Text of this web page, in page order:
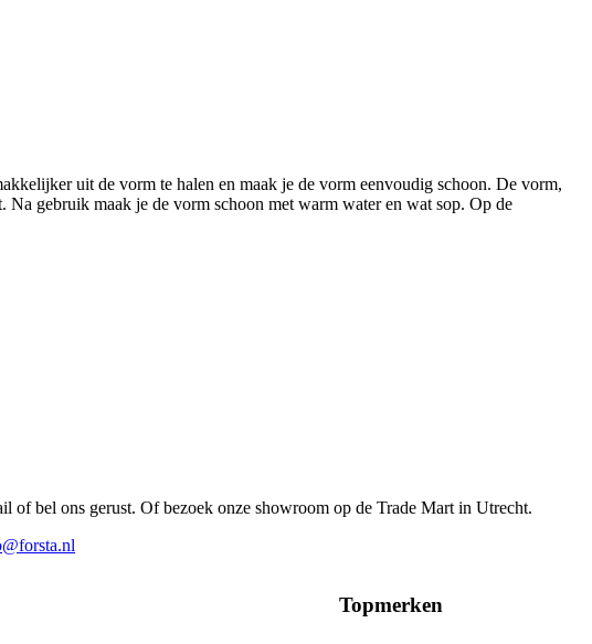
uit de vorm te halen en maak je de vorm eenvoudig schoon. De vorm,
gebruik maak je de vorm schoon met warm water en wat sop. Op de
of bel ons gerust. Of bezoek onze showroom op de Trade Mart in Utrecht.
Topmerken